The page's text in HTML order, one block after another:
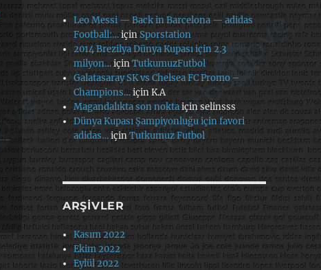
Leo Messi — Back in Barcelona — adidas
Football:…içinSporstation
2014 Brezilya Dünya Kupası için 2.3
milyon…içinTutkumuzFutbol
Galatasaray SK vs Chelsea FC Promo –
Champions…içinK.A
Magandalıkta son noktaiçinselinsss
Dünya Kupası Şampiyonluğu için favori
adidas…içinTutkumuz Futbol
ARŞIVLER
Kasım 2022
Ekim 2022
Eylül 2022